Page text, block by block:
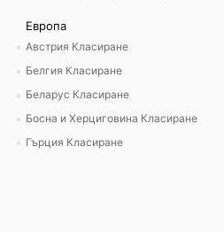
Европа
Австрия Класиране
Белгия Класиране
Беларус Класиране
Босна и Херциговина Класиране
Гърция Класиране